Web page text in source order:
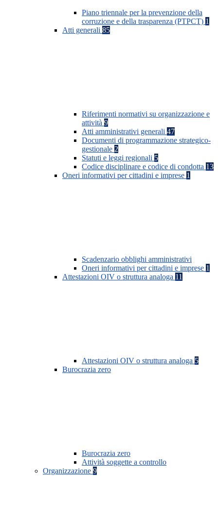
Piano triennale per la prevenzione della
corruzione e della trasparenza (PTPCT) 1
Atti generali 85
Riferimenti normativi su organizzazione e
attività 9
Atti amministrativi generali 47
Documenti di programmazione strategico-
gestionale 2
Statuti e leggi regionali 5
Codice disciplinare e codice di condotta 13
Oneri informativi per cittadini e imprese 1
Scadenzario obblighi amministrativi
Oneri informativi per cittadini e imprese 1
Attestazioni OIV o struttura analoga 11
Attestazioni OIV o struttura analoga 5
Burocrazia zero
Burocrazia zero
Attività soggette a controllo
Organizzazione 9